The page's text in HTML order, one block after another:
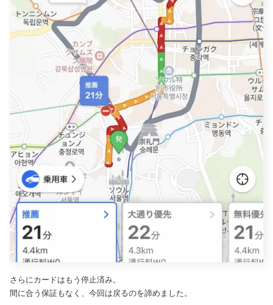
さらにカードはもう停止済み。
間に合う保証もなく、今回は戻るのを諦めました。